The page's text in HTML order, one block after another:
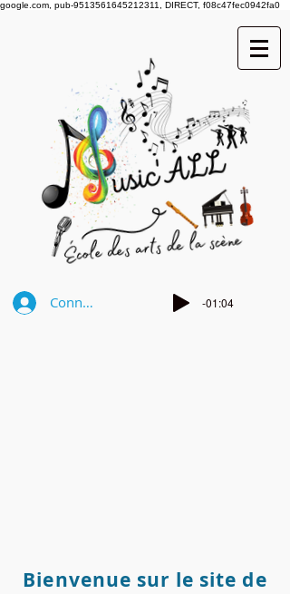
google.com, pub-9513561645212311, DIRECT, f08c47fec0942fa0
Connexion -01:04
Bienvenue sur le site de